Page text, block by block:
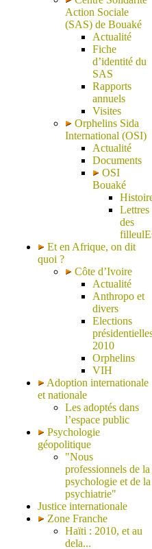
Action Sociale
(SAS) de Bouaké
Actualité
Fiche
d’identité du
SAS
Rapports
annuels
Visites
Orphelins Sida
International (OSI)
Actualité
Documents
OSI
Bouaké
Lettres
des
Et en Afrique, on dit
quoi ?
Côte d’Ivoire
Actualité
Anthropo et
divers
Elections
2010
Orphelins
VIH
Adoption internationale
et nationale
Les adoptés dans
l’espace public
Psychologie
géopolitique
"Nous
professionnels de la
psychologie et de la
psychiatrie"
Justice internationale
Zone Franche
Haïti : 2010, et au
dela...